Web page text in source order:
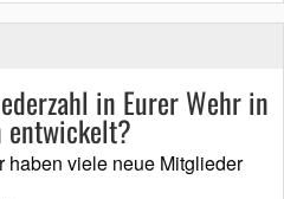
in Eurer Wehr in
entwickelt?
haben viele neue Mitglieder